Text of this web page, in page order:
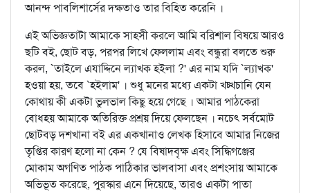
আনন্দ পাবলিশার্সের দক্ষতাও তার বিহিত করেনি ।
এই অভিজ্ঞতাটা আমাকে সাহসী করলে আমি বরিশাল বিষয়ে আরও
ছটি বই, ছোট বড়, পরপর লিখে ফেললাম এবং বন্ধুরা বলতে শুরু
করল, `তাইলে এযাদ্দিনে ল্যাখক হইলা ?' এর নাম যদি `ল্যাখক'
হওয়া হয়, তবে `হইলাম' । শুধু মনের মধ্যে একটা খচ্খচানি যেন
কোথায় কী একটা ভুলভাল কিছু হয়ে গেছে । আমার পাঠকেরা
বোধহয় আমাকে অতিরিক্ত প্রশ্রয় দিয়ে ফেলছেন । নচেৎ সর্বমোট
ছোটবড় দশখানা বই এর একখানাও লেখক হিসাবে আমার নিজের
তৃপ্তির কারণ হলো না কেন ? যে বিষাদবৃক্ষ এবং সিদ্ধিগঞ্জের
মোকাম অগণিত পাঠক পাঠিকার ভালবাসা এবং প্রশংসায় আমাকে
অভিভূত করেছে, পুরস্কার এনে দিয়েছে, তারও একটা পাতা